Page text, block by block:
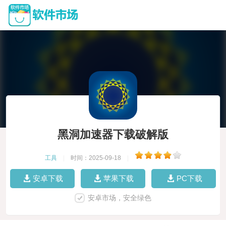
黑洞加速器下载破解版
工具 时间：2025-09-18
安卓下载 苹果下载 PC下载
安卓市场，安全绿色